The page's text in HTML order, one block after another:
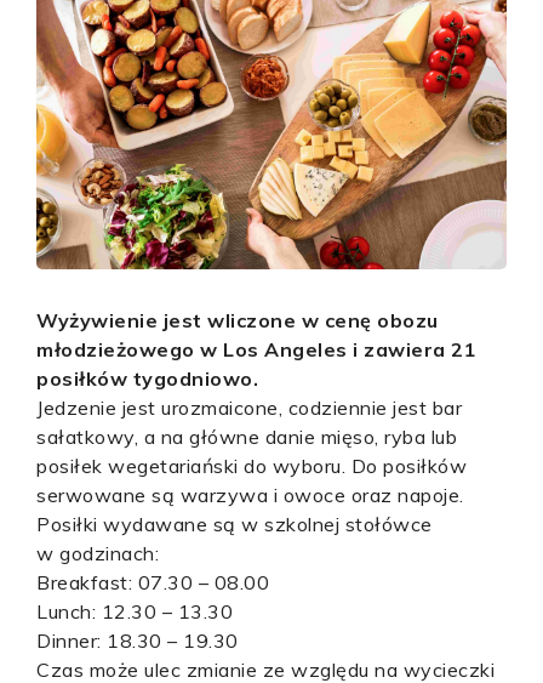
Wyżywienie jest wliczone w cenę obozu
młodzieżowego w Los Angeles i zawiera 21
posiłków tygodniowo.
Jedzenie jest urozmaicone, codziennie jest bar
sałatkowy, a na główne danie mięso, ryba lub
posiłek wegetariański do wyboru. Do posiłków
serwowane są warzywa i owoce oraz napoje.
Posiłki wydawane są w szkolnej stołówce
w godzinach:
Breakfast: 07.30 – 08.00
Lunch: 12.30 – 13.30
Dinner: 18.30 – 19.30
Czas może ulec zmianie ze względu na wycieczki